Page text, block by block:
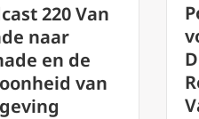
Podcast 219 Kies
voor Licht of
Duisternis? Mgr
Rob Mutsaerts.
Vasten 2025 (4)